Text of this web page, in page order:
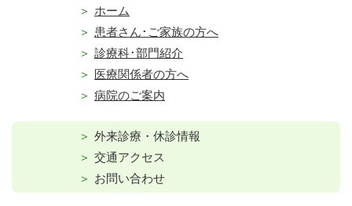
ホーム
患者さん･ご家族の方へ
診療科･部門紹介
医療関係者の方へ
病院のご案内
外来診療・休診情報
交通アクセス
お問い合わせ